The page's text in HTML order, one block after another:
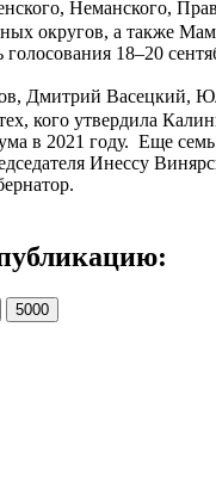
Неманского,
округов, а также
18–20
Дмитрий Васецкий,
кого утвердила
в 2021 году. Еще
Инессу
5000